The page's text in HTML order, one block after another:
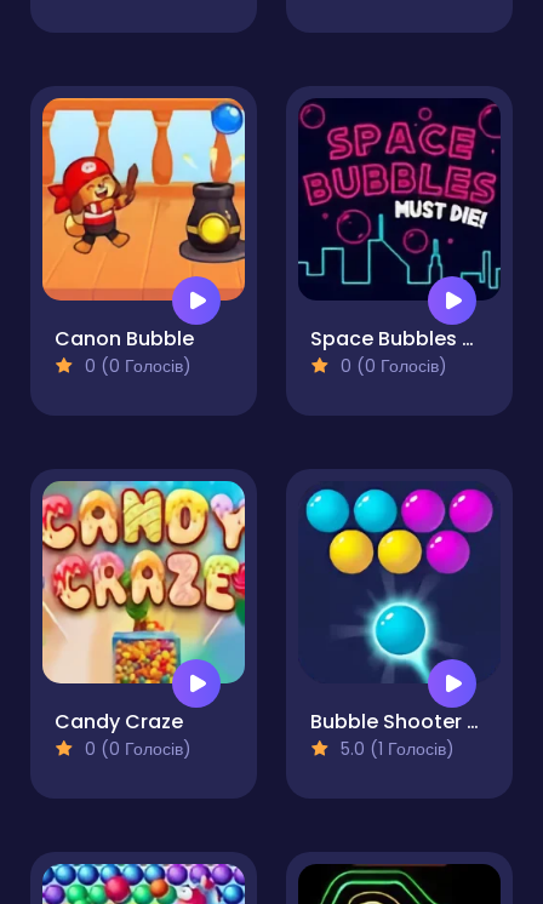
Canon Bubble
0 (0 Голосів)
Space Bubbles Must Die!
0 (0 Голосів)
Candy Craze
0 (0 Голосів)
Bubble Shooter POP
5.0 (1 Голосів)